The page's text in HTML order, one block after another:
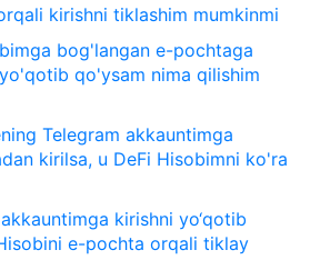
kirishni tiklashim mumkinmi
bog'langan e-pochtaga
qo'ysam nima qilishim
Telegram akkauntimga
kirilsa, u DeFi Hisobimni ko'ra
kirishni yo‘qotib
e-pochta orqali tiklay